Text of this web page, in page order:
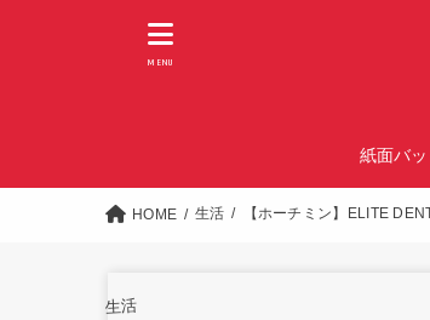
紙面バ
MENU
HOME 生活 【ホーチミン】ELITE
生活